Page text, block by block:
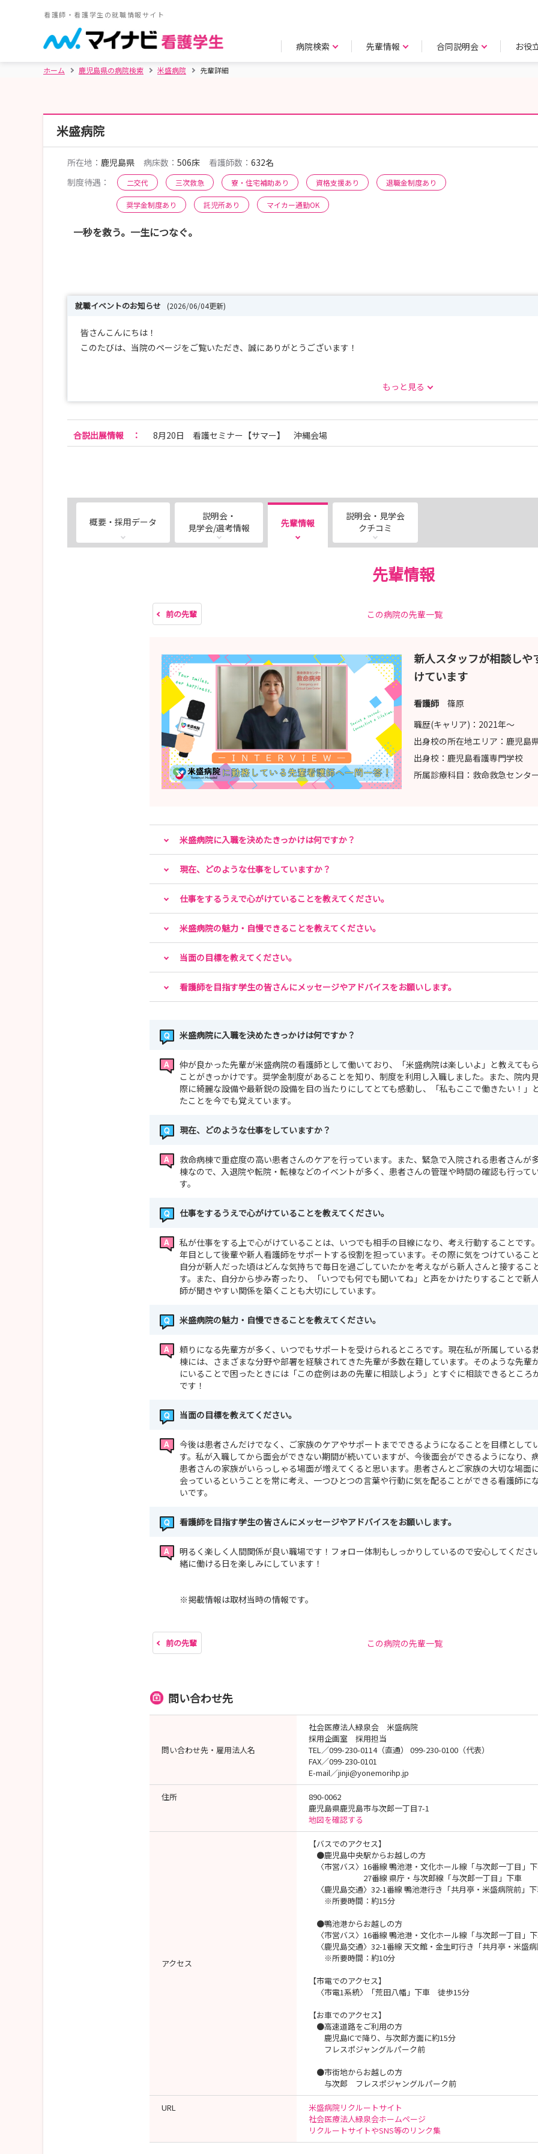
看護師・看護学生の就職情報サイト
病院検索 先輩情報 合同説明会 お役
ホーム 鹿児島県の病院検索 米盛病院 先輩詳細
米盛病院
所在地： 鹿児島県 病床数： 506床 看護師数： 632名
制度待遇：
二交代 三次救急 寮・住宅補助あり 資格支援あり 退職金制度あり
奨学金制度あり 託児所あり マイカー通勤OK
一秒を救う。一生につなぐ。
就職イベントのお知らせ (2026/06/04更新)
皆さんこんにちは！
このたびは、当院のページをご覧いただき、誠にありがとうございます！
7/11福岡会場、8/9沖縄会場
・インターンシップ（9:30～16:30）
7/28、7/29、8/4、8/5、8/12、8/13、8/18、8/19、8/25、8/26
※インターンシップ・病院見学会・オンライン病院見学会は【完全予約制】となっておりますので、マイナビ看護学生の
以下のURLからぜひご覧ください♪
https://www.yonemorihp.jp/recruitsite/job/nurse
・ホームページやSNS（Instagram・LINE・YouTube）等のリンク集はこちら
https://lit.link/yonemorihp
*★*―――――*★*―――――*★*―――――*★*
TEL：099-230-0100／099-230-0114（直通）
E-mail：jinji@yonemorihp.jp
HP：https://www.yonemorihp.jp/recruitsite
もっと見る
合説出展情報 ： 8月20日 看護セミナー【サマー】 沖縄会場
概要・採用データ
説明会・
見学会/選考情報
先輩情報
説明会・見学会
クチコミ
先輩情報
前の先輩 この病院の先輩一覧
新人スタッフが相談しや
けています
看護師 篠原
職歴(キャリア)： 2021年〜
出身校の所在地エリア： 鹿児島
出身校： 鹿児島看護専門学校
所属診療科目： 救命救急センタ
米盛病院に入職を決めたきっかけは何ですか？
現在、どのような仕事をしていますか？
仕事をするうえで心がけていることを教えてください。
米盛病院の魅力・自慢できることを教えてください。
当面の目標を教えてください。
看護師を目指す学生の皆さんにメッセージやアドバイスをお願いします。
米盛病院に入職を決めたきっかけは何ですか？
仲が良かった先輩が米盛病院の看護師として働いており、「米盛病院は楽しいよ」と教えても
ことがきっかけです。奨学金制度があることを知り、制度を利用し入職しました。また、院内
際に綺麗な設備や最新鋭の設備を目の当たりにしてとても感動し、「私もここで働きたい！」
たことを今でも覚えています。
現在、どのような仕事をしていますか？
救命病棟で重症度の高い患者さんのケアを行っています。また、緊急で入院される患者さんが
棟なので、入退院や転院・転棟などのイベントが多く、患者さんの管理や時間の確認も行って
す。
仕事をするうえで心がけていることを教えてください。
私が仕事をする上で心がけていることは、いつでも相手の目線になり、考え行動することです
年目として後輩や新人看護師をサポートする役割を担っています。その際に気をつけていること
自分が新人だった頃はどんな気持ちで毎日を過ごしていたかを考えながら新人さんと接するこ
す。また、自分から歩み寄ったり、「いつでも何でも聞いてね」と声をかけたりすることで新
師が聞きやすい関係を築くことも大切にしています。
米盛病院の魅力・自慢できることを教えてください。
頼りになる先輩方が多く、いつでもサポートを受けられるところです。現在私が所属している
棟には、さまざまな分野や部署を経験されてきた先輩が多数在籍しています。そのような先輩
にいることで困ったときには「この症例はあの先輩に相談しよう」とすぐに相談できるところ
です！
当面の目標を教えてください。
今後は患者さんだけでなく、ご家族のケアやサポートまでできるようになることを目標として
す。私が入職してから面会ができない期間が続いていますが、今後面会ができるようになり、
患者さんの家族がいらっしゃる場面が増えてくると思います。患者さんとご家族の大切な場面
会っているということを常に考え、一つひとつの言葉や行動に気を配ることができる看護師に
いです。
看護師を目指す学生の皆さんにメッセージやアドバイスをお願いします。
明るく楽しく人間関係が良い職場です！フォロー体制もしっかりしているので安心してくださ
緒に働ける日を楽しみにしています！
※掲載情報は取材当時の情報です。
前の先輩 この病院の先輩一覧
問い合わせ先
問い合わせ先・雇用法人名
社会医療法人緑泉会 米盛病院
採用企画室 採用担当
TEL／099-230-0114（直通） 099-230-0100（代表）
FAX／099-230-0101
E-mail／jinji@yonemorihp.jp
住所
890-0062
鹿児島県鹿児島市与次郎一丁目7-1
地図を確認する
アクセス
【バスでのアクセス】
●鹿児島中央駅からお越しの方
〈市営バス〉16番線 鴨池港・文化ホール線「与次郎一丁目」
27番線 県庁・与次郎線「与次郎一丁目」下車
〈鹿児島交通〉32-1番線 鴨池港行き「共月亭・米盛病院前」
※所要時間：約15分
●鴨池港からお越しの方
〈市営バス〉16番線 鴨池港・文化ホール線「与次郎一丁目」
〈鹿児島交通〉32-1番線 天文館・金生町行き「共月亭・米盛
※所要時間：約10分
【市電でのアクセス】
〈市電1系統〉「荒田八幡」下車 徒歩15分
【お車でのアクセス】
●高速道路をご利用の方
鹿児島ICで降り、与次郎方面に約15分
フレスポジャングルパーク前
●市街地からお越しの方
与次郎 フレスポジャングルパーク前
URL
米盛病院リクルートサイト
社会医療法人緑泉会ホームページ
リクルートサイトやSNS等のリンク集